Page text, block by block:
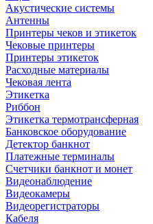
Акустические системы
Антенны
Принтеры чеков и этикеток
Чековые принтеры
Принтеры этикеток
Расходные материалы
Чековая лента
Этикетка
Риббон
Этикетка термотрансферная
Банковское оборудование
Детектор банкнот
Платежные терминалы
Счетчики банкнот и монет
Видеонаблюдение
Видеокамеры
Видеорегистраторы
Кабеля